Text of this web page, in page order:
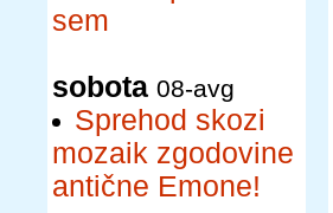
sem
sobota 08-avg
Sprehod skozi
mozaik zgodovine
antične Emone!